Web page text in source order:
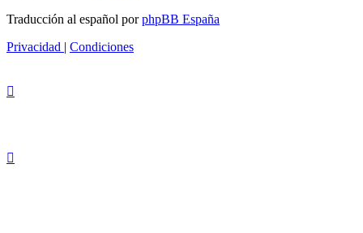
Traducción al español porphpBB España
Privacidad
Condiciones